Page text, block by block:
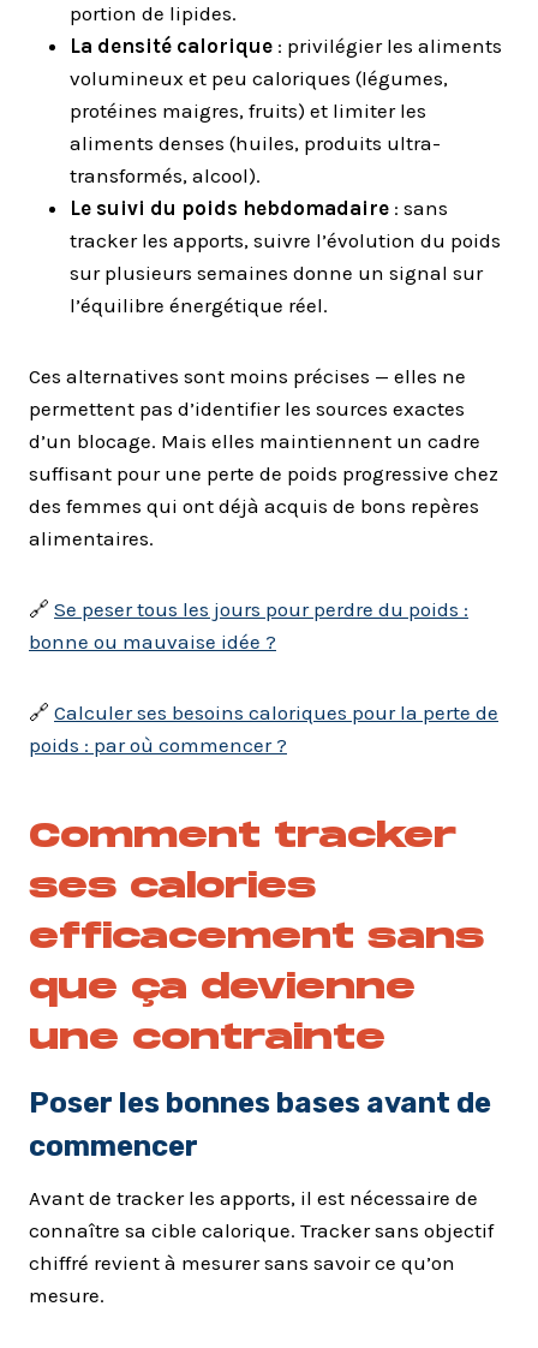
portion de lipides.
La densité calorique : privilégier les aliments
volumineux et peu caloriques (légumes,
protéines maigres, fruits) et limiter les
aliments denses (huiles, produits ultra-
transformés, alcool).
Le suivi du poids hebdomadaire : sans
tracker les apports, suivre l’évolution du poids
sur plusieurs semaines donne un signal sur
l’équilibre énergétique réel.
Ces alternatives sont moins précises — elles ne
permettent pas d’identifier les sources exactes
d’un blocage. Mais elles maintiennent un cadre
suffisant pour une perte de poids progressive chez
des femmes qui ont déjà acquis de bons repères
alimentaires.
🔗 Se peser tous les jours pour perdre du poids :
bonne ou mauvaise idée ?
🔗 Calculer ses besoins caloriques pour la perte de
poids : par où commencer ?
Comment tracker
ses calories
efficacement sans
que ça devienne
une contrainte
Poser les bonnes bases avant de
commencer
Avant de tracker les apports, il est nécessaire de
connaître sa cible calorique. Tracker sans objectif
chiffré revient à mesurer sans savoir ce qu’on
mesure.